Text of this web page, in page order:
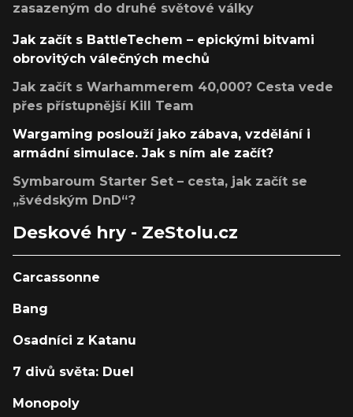
zasazeným do druhé světové války
Jak začít s BattleTechem – epickými bitvami
obrovitých válečných mechů
Jak začít s Warhammerem 40,000? Cesta vede
přes přístupnější Kill Team
Wargaming poslouží jako zábava, vzdělání i
armádní simulace. Jak s ním ale začít?
Symbaroum Starter Set – cesta, jak začít se
„švédským DnD“?
Deskové hry - ZeStolu.cz
Carcassonne
Bang
Osadníci z Katanu
7 divů světa: Duel
Monopoly